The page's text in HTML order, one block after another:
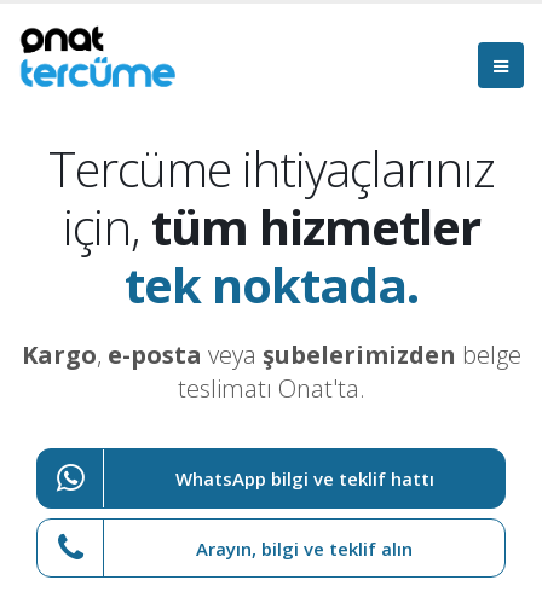
Tercüme ihtiyaçlarınız
için, tüm hizmetler
tek noktada.
Kargo, e-posta veya şubelerimizden belge
teslimatı Onat'ta.
WhatsApp bilgi ve teklif hattı
Arayın, bilgi ve teklif alın